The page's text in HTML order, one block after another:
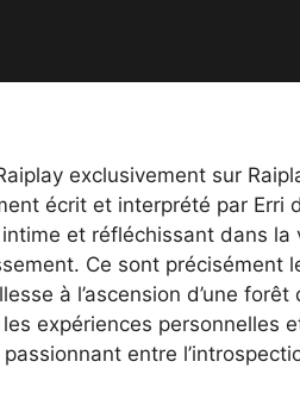
exclusivement sur
écrit et interprété par Erri
et réfléchissant dans
Ce sont précisément
à l’ascension d’une
expériences personnelles
entre